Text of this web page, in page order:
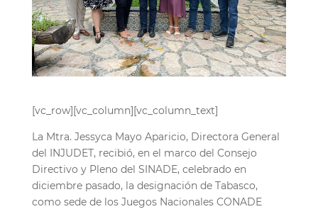
[vc_row][vc_column][vc_column_text]
La Mtra. Jessyca Mayo Aparicio, Directora General
del INJUDET, recibió, en el marco del Consejo
Directivo y Pleno del SINADE, celebrado en
diciembre pasado, la designación de Tabasco,
como sede de los Juegos Nacionales CONADE